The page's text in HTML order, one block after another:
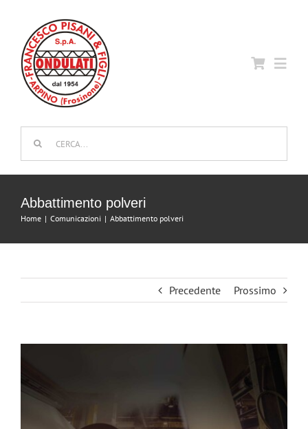
contenuto
Attrezzature
Contatti
News
PRIVACY
Abbattimento polveri
Home Comunicazioni Abbattimento polveri
Precedente Prossimo